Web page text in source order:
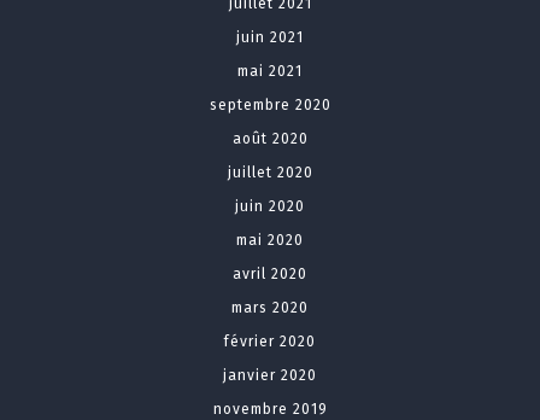
juillet 2021
juin 2021
mai 2021
septembre 2020
août 2020
juillet 2020
juin 2020
mai 2020
avril 2020
mars 2020
février 2020
janvier 2020
novembre 2019